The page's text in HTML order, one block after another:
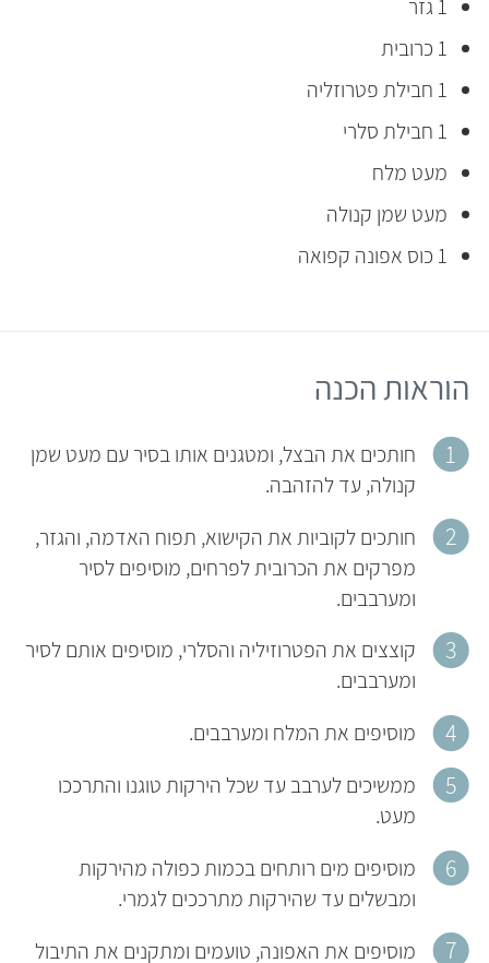
1 גזר
1 כרובית
1 חבילת פטרוזליה
1 חבילת סלרי
מעט מלח
מעט שמן קנולה
1 כוס אפונה קפואה
הוראות הכנה
חותכים את הבצל, ומטגנים אותו בסיר עם מעט שמן
קנולה, עד להזהבה.
חותכים לקוביות את הקישוא, תפוח האדמה, והגזר,
מפרקים את הכרובית לפרחים, מוסיפים לסיר
ומערבבים.
קוצצים את הפטרוזיליה והסלרי, מוסיפים אותם לסיר
ומערבבים.
מוסיפים את המלח ומערבבים.
ממשיכים לערבב עד שכל הירקות טוגנו והתרככו
מעט.
מוסיפים מים רותחים בכמות כפולה מהירקות
ומבשלים עד שהירקות מתרככים לגמרי.
מוסיפים את האפונה, טועמים ומתקנים את התיבול